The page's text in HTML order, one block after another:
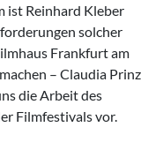
ist Reinhard Kleber
solcher
Frankfurt am
– Claudia Prinz
die Arbeit des
Filmfestivals vor.